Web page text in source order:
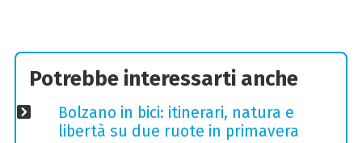
Potrebbe interessarti anche
Bolzano in bici: itinerari, natura e
libertà su due ruote in primavera